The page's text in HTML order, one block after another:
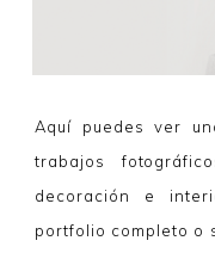
Aquí puedes ver
trabajos
decoración e
portfolio completo o